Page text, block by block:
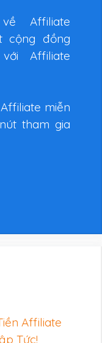
Affiliate
cộng đồng
Affiliate
miễn
tham gia
Affiliate
Tức!